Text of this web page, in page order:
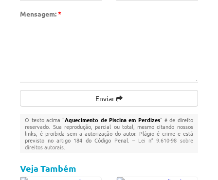
Mensagem:*
Enviar
O texto acima "Aquecimento de Piscina em Perdizes" é de direito
reservado. Sua reprodução, parcial ou total, mesmo citando nossos
links, é proibida sem a autorização do autor. Plágio é crime e está
previsto no artigo 184 do Código Penal. – Lei n° 9.610-98 sobre
direitos autorais
Veja Também